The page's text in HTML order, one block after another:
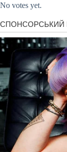
No votes yet.